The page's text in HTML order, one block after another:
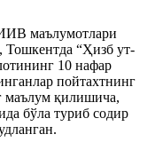
маълумотлари
Тошкентда “Ҳизб ут-
10 нафар
пойтахтнинг
қилишича,
бўла туриб содир